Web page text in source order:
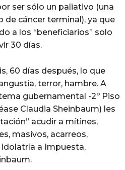
ser sólo un paliativo (una
de cáncer terminal), ya que
a los “beneficiarios” solo
30 días.
60 días después, lo que
terror, hambre. A
gubernamental -2º Piso
Claudia Sheinbaum) les
acudir a mítines,
masivos, acarreos,
idolatría a Impuesta,